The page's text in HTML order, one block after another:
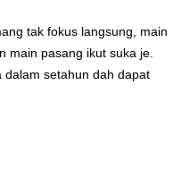
tak fokus langsung, main
main pasang ikut suka je.
setahun dah dapat